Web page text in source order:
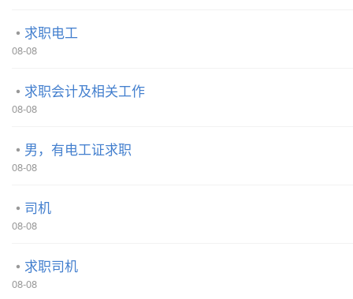
求职电工
08-08
求职会计及相关工作
08-08
男，有电工证求职
08-08
司机
08-08
求职司机
08-08